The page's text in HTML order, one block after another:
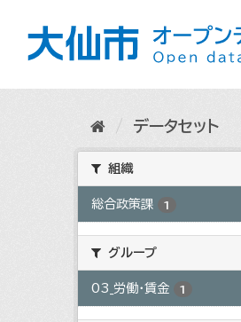
データセット
組織
総合政策課 1
グループ
03_労働・賃金 1